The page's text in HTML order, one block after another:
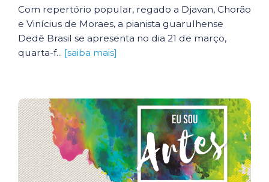
Com repertório popular, regado a Djavan, Chorão
e Vinícius de Moraes, a pianista guarulhense
Dedê Brasil se apresenta no dia 21 de março,
quarta-f... [saiba mais]